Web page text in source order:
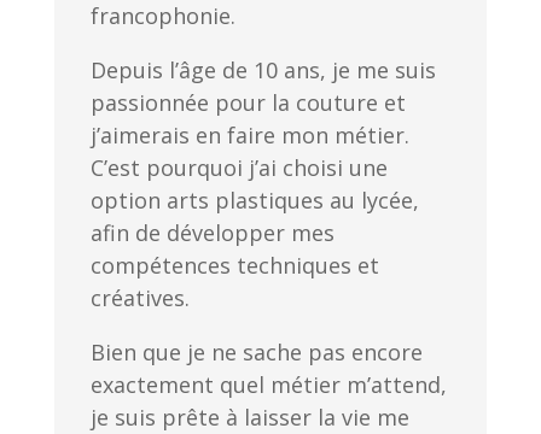
francophonie.
Depuis l’âge de 10 ans, je me suis
passionnée pour la couture et
j’aimerais en faire mon métier.
C’est pourquoi j’ai choisi une
option arts plastiques au lycée,
afin de développer mes
compétences techniques et
créatives.
Bien que je ne sache pas encore
exactement quel métier m’attend,
je suis prête à laisser la vie me